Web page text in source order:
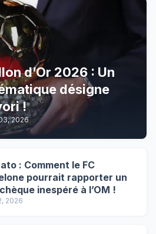
d’Or 2026 : Un
désigne
!
2026
: Comment le FC
pourrait rapporter un
inespéré à l’OM !
2026